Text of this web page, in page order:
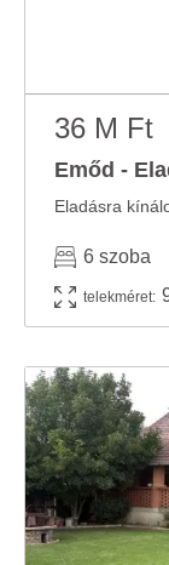
36 M Ft
Emőd -
6 szoba
telekméret: